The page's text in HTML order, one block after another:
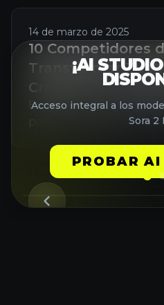
14 de marzo de 2025
10 Competidores
Transformar Tu
Creación de
Explora 10 principales
para la creación de
usabilidad para
herramienta para tus
¡AI
Acceso integral a los
Sora 2
PROBAR